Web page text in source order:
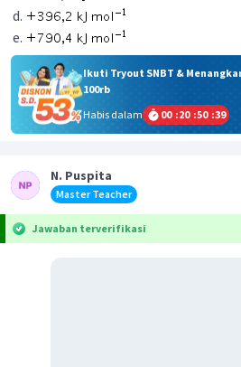
Ikuti Tryout SNBT &
100rb
Habis dalam
00 :20 :50 :38
N. Puspita
Master Teacher
Jawaban terverifikasi